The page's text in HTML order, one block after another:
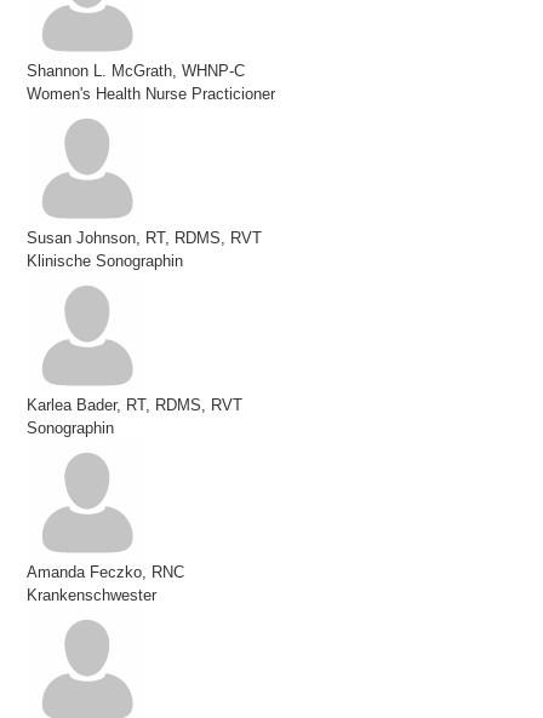
Shannon L. McGrath, WHNP-C
Women's Health Nurse Practicioner
Susan Johnson, RT, RDMS, RVT
Klinische Sonographin
Karlea Bader, RT, RDMS, RVT
Sonographin
Amanda Feczko, RNC
Krankenschwester